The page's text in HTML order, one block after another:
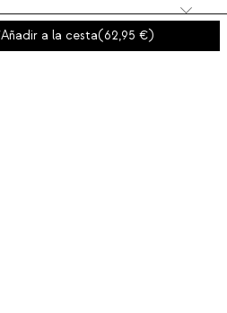
Añadir a la cesta(62,95 )